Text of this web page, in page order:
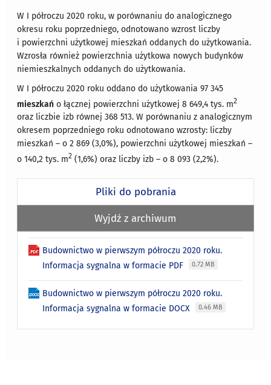
W I półroczu 2020 roku, w porównaniu do analogicznego
okresu roku poprzedniego, odnotowano wzrost liczby
i powierzchni użytkowej mieszkań oddanych do użytkowania.
Wzrosła również powierzchnia użytkowa nowych budynków
niemieszkalnych oddanych do użytkowania.
W I półroczu 2020 roku oddano do użytkowania 97 345
mieszkań o łącznej powierzchni użytkowej 8 649,4 tys. m2
oraz liczbie izb równej 368 513. W porównaniu z analogicznym
okresem poprzedniego roku odnotowano wzrosty: liczby
mieszkań – o 2 869 (3,0%), powierzchni użytkowej mieszkań –
o 140,2 tys. m2 (1,6%) oraz liczby izb – o 8 093 (2,2%).
Pliki do pobrania
Wyjdź z archiwum
Budownictwo w pierwszym półroczu 2020 roku.
Informacja sygnalna w formacie PDF
0.72 MB
Budownictwo w pierwszym półroczu 2020 roku.
Informacja sygnalna w formacie DOCX
0.46 MB